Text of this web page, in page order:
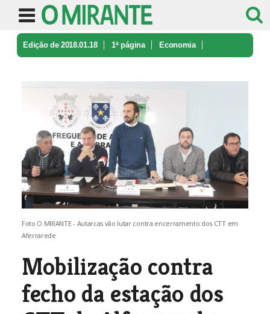
Edição de 2018.01.18 1ª página Economia
Foto O MIRANTE - Autarcas vão lutar contra encerramento dos CTT em
Aferrarede
Mobilização contra
fecho da estação dos